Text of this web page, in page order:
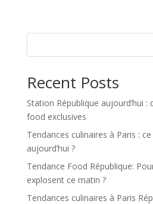
Recent Posts
Station République aujourd’hui
food exclusives
Tendances culinaires à Paris :
aujourd’hui ?
Tendance Food République:
explosent ce matin ?
Tendances culinaires à Paris